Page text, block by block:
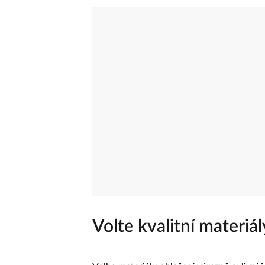
Volte kvalitní